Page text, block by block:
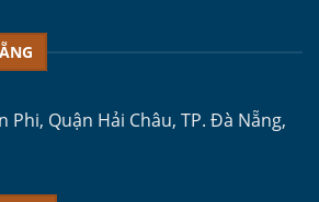
Phi, Quận Hải Châu, TP. Đà Nẵng,